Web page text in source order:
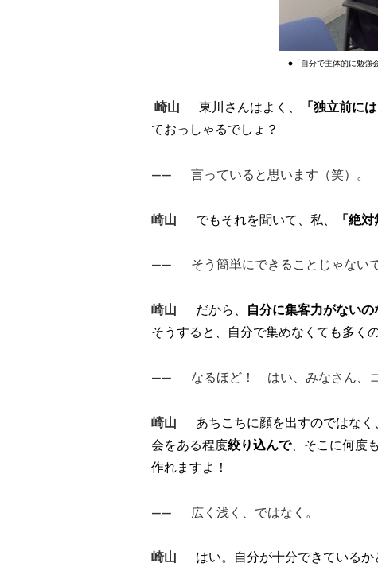
●「自分で主体的に勉強
崎山 東川さんはよく、 「独立前に
ておっしゃるでしょ？
―― 言っていると思います（笑）。
崎山 でもそれを聞いて、私、 「絶対
―― そう簡単にできることじゃないで
崎山 だから、 自分に集客力がない
そうすると、自分で集めなくても多く
―― なるほど！ はい、みなさん、コ
崎山 あちこちに顔を出すのではなく
会をある程度絞り込んで、そこに何度も
作れますよ！
―― 広く浅く、ではなく。
崎山 はい。自分が十分できている